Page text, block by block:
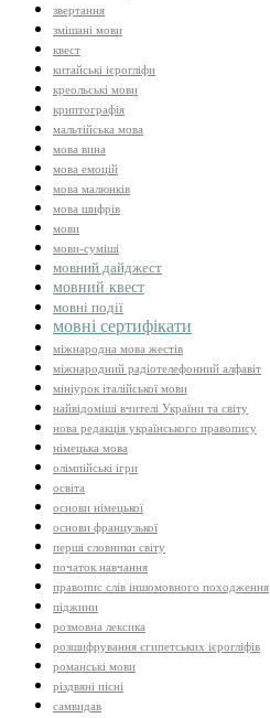
звертання
змішані мови
квест
китайські ієрогліфи
креольські мови
криптографія
мальтійська мова
мова вина
мова емоцій
мова малюнків
мова шифрів
мови
мови-суміші
мовний дайджест
мовний квест
мовні події
мовні сертифікати
міжнародна мова жестів
міжнародний радіотелефонний алфавіт
мініурок італійської мови
найвідоміші вчителі України та світу
нова редакція українського правопису
німецька мова
олімпійські ігри
освіта
основи німецької
основи французької
перші словники світу
початок навчання
правопис слів іншомовного походження
піджини
розмовна лексика
розшифрування єгипетських ієрогліфів
романські мови
різдвяні пісні
самвидав